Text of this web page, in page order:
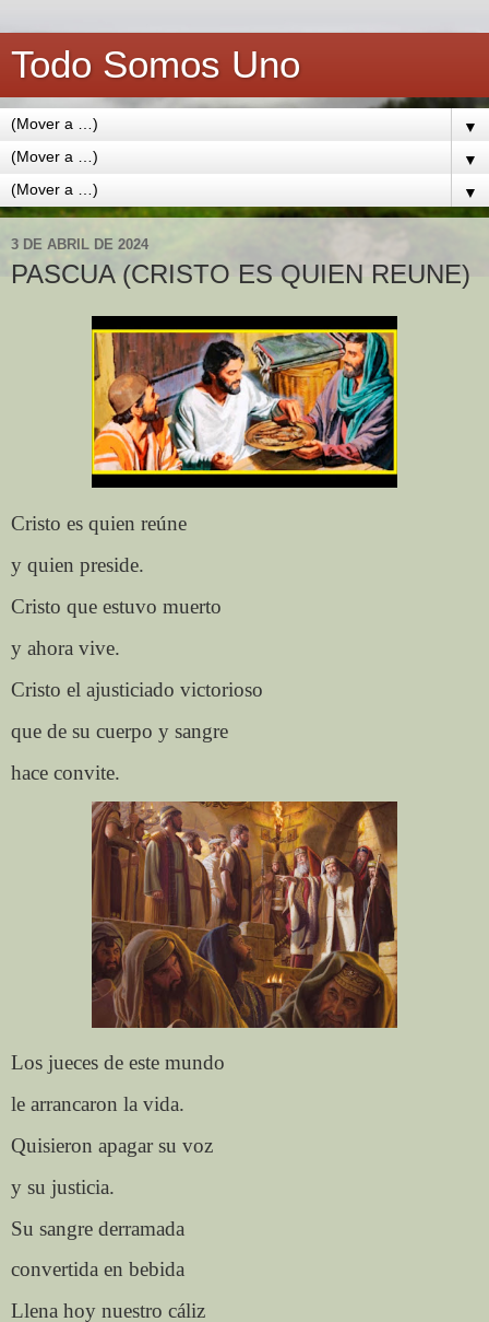
Todo Somos Uno
▼
▼
▼
3 DE ABRIL DE 2024
PASCUA (CRISTO ES QUIEN REUNE)
Cristo es quien reúne
y quien preside.
Cristo que estuvo muerto
y ahora vive.
Cristo el ajusticiado victorioso
que de su cuerpo y sangre
hace convite.
Los jueces de este mundo
le arrancaron la vida.
Quisieron apagar su voz
y su justicia.
Su sangre derramada
convertida en bebida
Llena hoy nuestro cáliz